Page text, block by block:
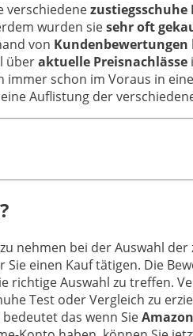
verschiedenezustiegsschuhe
wurden siesehr oft
von Kundenbewertungen
überaktuelle Preisnachlässe
schon im Voraus in
Auflistung der
nehmen bei der Auswahl
einen Kauf tätigen. Die
Auswahl zu treffen.
Test oder Vergleich zu
das wenn Sie